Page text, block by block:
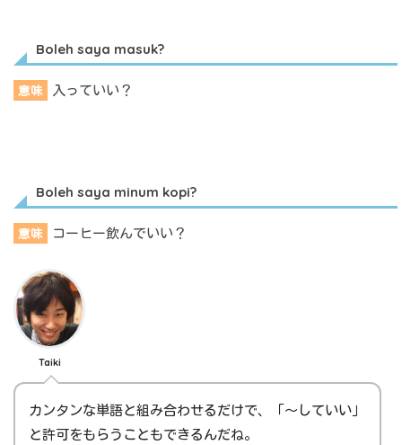
Boleh saya masuk?
意味 入っていい？
Boleh saya minum kopi?
意味 コーヒー飲んでいい？
Taiki
カンタンな単語と組み合わせるだけで、「～していい」
と許可をもらうこともできるんだね。